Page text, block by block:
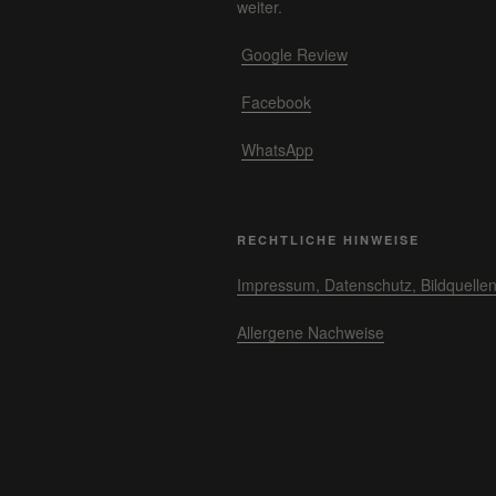
weiter.
Google Review
Facebook
WhatsApp
RECHTLICHE HINWEISE
Impressum, Datenschutz, Bildquellen
Allergene Nachweise